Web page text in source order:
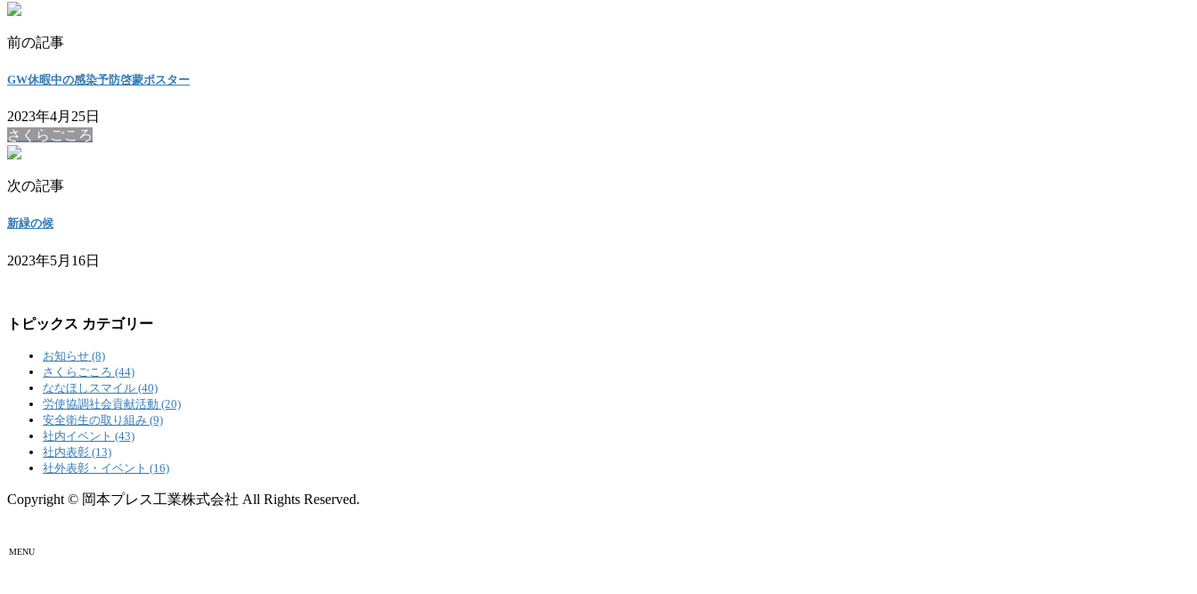
前の記事
GW休暇中の感染予防啓蒙ポスター
2023年4月25日
さくらごころ
次の記事
新緑の候
2023年5月16日
トピックス カテゴリー
お知らせ (8)
さくらごころ (44)
ななほしスマイル (40)
労使協調社会貢献活動 (20)
安全衛生の取り組み (9)
社内イベント (43)
社内表彰 (13)
社外表彰・イベント (16)
Copyright © 岡本プレス工業株式会社 All Rights Reserved.
MENU